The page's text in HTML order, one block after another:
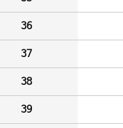
36
37
38
39